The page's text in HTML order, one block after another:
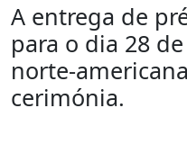
A entrega de
para o dia 28
norte-
cerimónia.